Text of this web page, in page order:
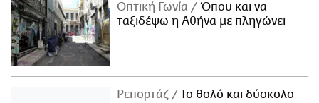
Οπτική Γωνία
Όπου και να
ταξιδέψω η Αθήνα με πληγώνει
Ρεπορτάζ
Το θολό και δύσκολο